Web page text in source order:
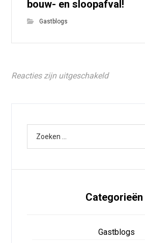
bouw- en sloopafval!
Gastblogs
Reacties zijn uitgeschakeld
Categorieën
Gastblogs